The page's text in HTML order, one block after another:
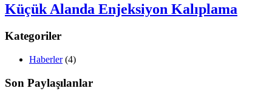
Küçük Alanda Enjeksiyon Kalıplama
Kategoriler
Haberler (4)
Son Paylaşılanlar